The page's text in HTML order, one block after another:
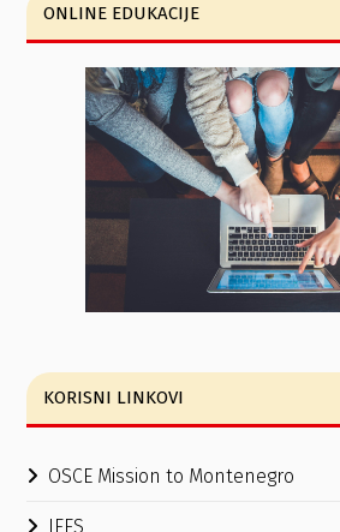
ONLINE EDUKACIJE
KORISNI LINKOVI
OSCE Mission to Montenegro
IFES